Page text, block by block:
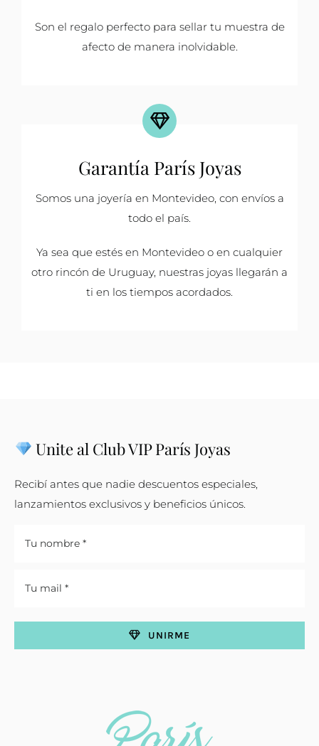
Son el regalo perfecto para sellar tu muestra de
afecto de manera inolvidable.
Garantía París Joyas
Somos una joyería en Montevideo, con envíos a
todo el país.
Ya sea que estés en Montevideo o en cualquier
otro rincón de Uruguay, nuestras joyas llegarán a
ti en los tiempos acordados.
Unite al Club VIP París Joyas
Recibí antes que nadie descuentos especiales,
lanzamientos exclusivos y beneficios únicos.
UNIRME